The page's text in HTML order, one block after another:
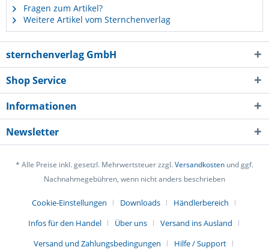
Fragen zum Artikel?
Weitere Artikel vom Sternchenverlag
sternchenverlag GmbH
Shop Service
Informationen
Newsletter
* Alle Preise inkl. gesetzl. Mehrwertsteuer zzgl.Versandkosten und ggf.
Nachnahmegebühren, wenn nicht anders beschrieben
Cookie-Einstellungen Downloads
Händlerbereich
Infos für den Handel
Über uns
Versand ins Ausland
Versand und Zahlungsbedingungen
Hilfe / Support